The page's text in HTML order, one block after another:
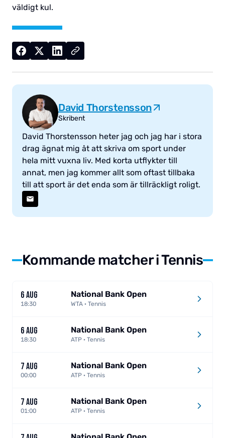
väldigt kul.
David Thorstensson
Skribent
David Thorstensson heter jag och jag har i stora
drag ägnat mig åt att skriva om sport under
hela mitt vuxna liv. Med korta utflykter till
annat, men jag kommer allt som oftast tillbaka
till att sport är det enda som är tillräckligt roligt.
Kommande matcher i Tennis
6 AUG
18:30
National Bank Open
WTA · Tennis
6 AUG
18:30
National Bank Open
ATP · Tennis
7 AUG
00:00
National Bank Open
ATP · Tennis
7 AUG
01:00
National Bank Open
ATP · Tennis